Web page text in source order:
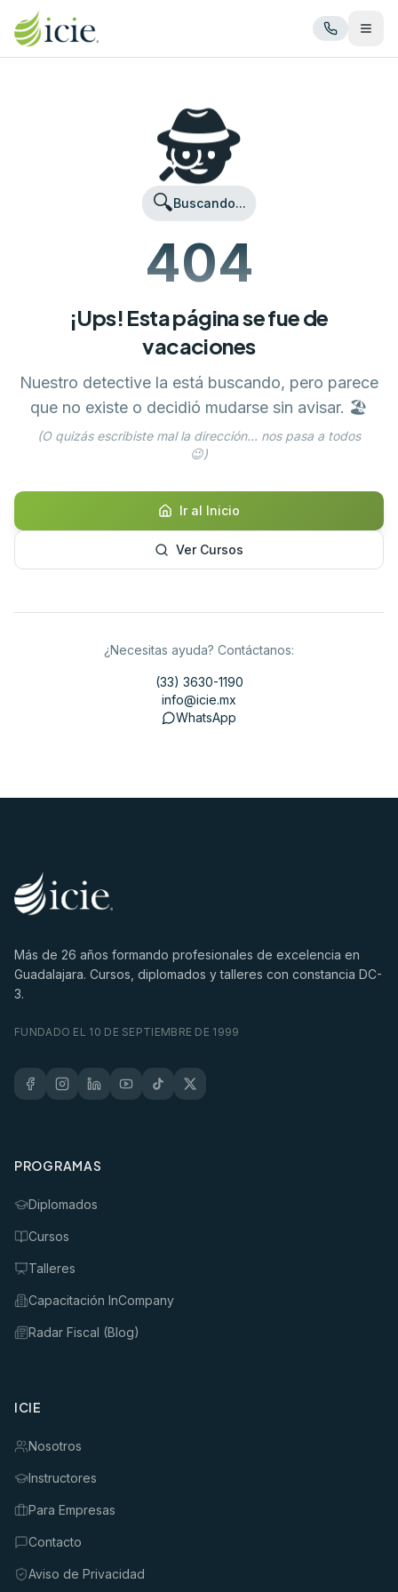
Abrir
🕵️
🔍Buscando...
404
¡Ups! Esta página se fue de
vacaciones
Nuestro detective la está buscando, pero parece
que no existe o decidió mudarse sin avisar. 🏖️
(O quizás escribiste mal la dirección... nos pasa a todos
😉)
Ir al Inicio
Ver Cursos
¿Necesitas ayuda? Contáctanos:
(33) 3630-1190
info@icie.mx
WhatsApp
Más de 26 años formando profesionales de excelencia en
Guadalajara. Cursos, diplomados y talleres con constancia DC-
3.
FUNDADO EL 10 DE SEPTIEMBRE DE 1999
PROGRAMAS
Diplomados
Cursos
Talleres
Capacitación InCompany
Radar Fiscal (Blog)
ICIE
Nosotros
Instructores
Para Empresas
Contacto
Aviso de Privacidad